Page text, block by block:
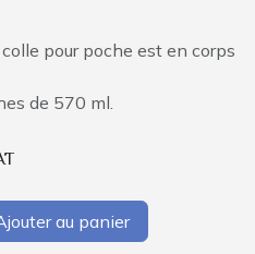
pour poche est en corps
de 570 ml.
au panier